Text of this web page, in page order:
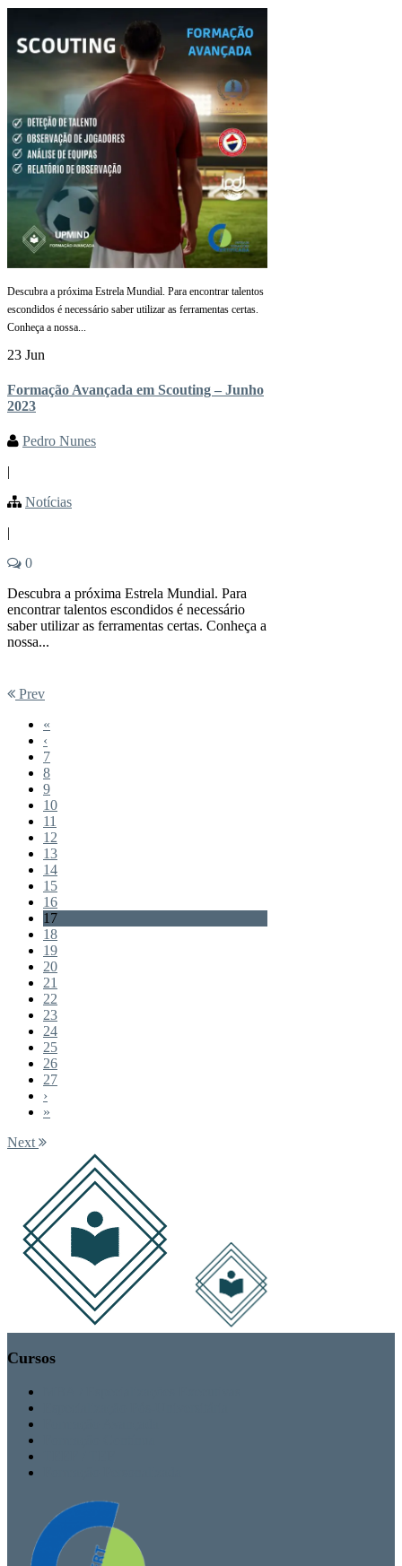
Descubra a próxima Estrela Mundial. Para encontrar talentos
escondidos é necessário saber utilizar as ferramentas certas.
Conheça a nossa...
23 Jun
Formação Avançada em Scouting – Junho
2023
Pedro Nunes
|
Notícias
|
0
Descubra a próxima Estrela Mundial. Para
encontrar talentos escondidos é necessário
saber utilizar as ferramentas certas. Conheça a
nossa...
Prev
«
‹
7
8
9
10
11
12
13
14
15
16
17
18
19
20
21
22
23
24
25
26
27
›
»
Next
Cursos